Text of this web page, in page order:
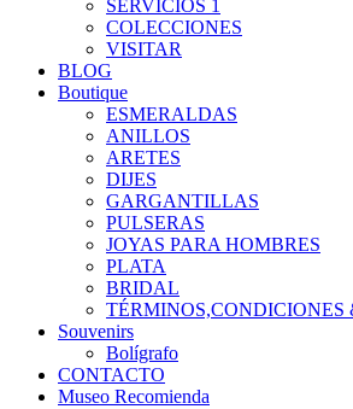
SERVICIOS 1
COLECCIONES
VISITAR
BLOG
Boutique
ESMERALDAS
ANILLOS
ARETES
DIJES
GARGANTILLAS
PULSERAS
JOYAS PARA HOMBRES
PLATA
BRIDAL
Souvenirs
Bolígrafo
CONTACTO
Museo Recomienda